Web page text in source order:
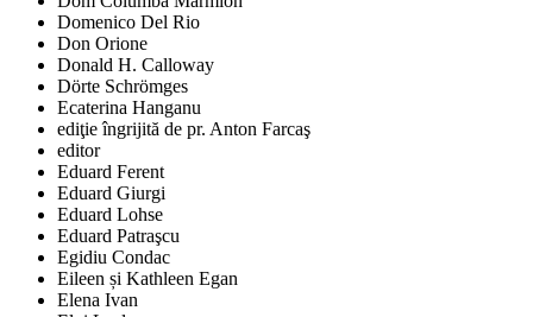
Domenico Del Rio
Don Orione
Donald H. Calloway
Dörte Schrömges
Ecaterina Hanganu
ediţie îngrijită de pr. Anton Farcaş
editor
Eduard Ferent
Eduard Giurgi
Eduard Lohse
Eduard Patraşcu
Egidiu Condac
Eileen și Kathleen Egan
Elena Ivan